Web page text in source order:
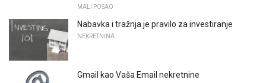
MALI POSAO
Nabavka i tražnja je pravilo za investiranje
NEKRETNINA
Gmail kao Vaša Email nekretnine